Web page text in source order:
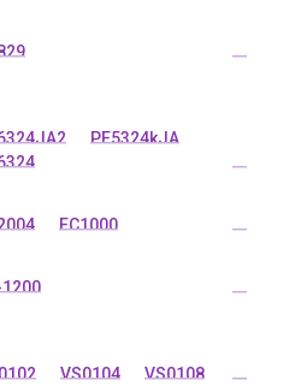
...
PE5324kJA
...
EC1000 ...
1200 ...
VS0104 VS0108 ...